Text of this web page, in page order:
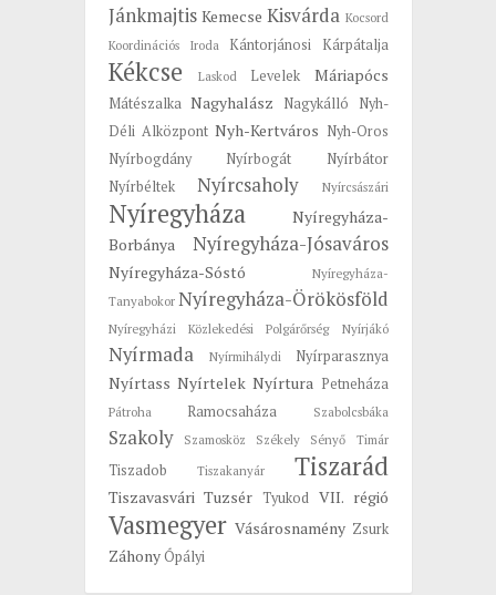
Jánkmajtis Kemecse Kisvárda Kocsord
Koordinációs Iroda
Kántorjánosi Kárpátalja
Kékcse Laskod Levelek Máriapócs
Mátészalka Nagyhalász Nagykálló
Nyh-
Déli Alközpont Nyh-Kertváros Nyh-Oros
Nyírbogdány
Nyírbogát
Nyírbátor
Nyírbéltek
Nyírcsaholy Nyírcsászári
Nyíregyháza
Nyíregyháza-
Borbánya
Nyíregyháza-Jósaváros
Nyíregyháza-Sóstó
Nyíregyháza-
Tanyabokor Nyíregyháza-Örökösföld
Nyíregyházi Közlekedési Polgárőrség Nyírjákó
Nyírmada Nyírmihálydi Nyírparasznya
Nyírtass Nyírtelek Nyírtura Petneháza
Pátroha Ramocsaháza Szabolcsbáka
Szakoly Szamosköz Székely Sényő Timár
Tiszadob Tiszakanyár Tiszarád
Tiszavasvári Tuzsér Tyukod VII. régió
Vasmegyer Vásárosnamény Zsurk
Záhony Ópályi